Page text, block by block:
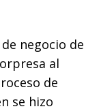
negocio de
al
de
se hizo